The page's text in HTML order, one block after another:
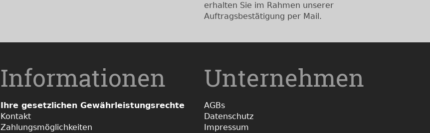
erhalten Sie im Rahmen unserer
Auftragsbestätigung per Mail.
Informationen
Ihre gesetzlichen Gewährleistungsrechte
Kontakt
Zahlungsmöglichkeiten
Unternehmen
AGBs
Datenschutz
Impressum